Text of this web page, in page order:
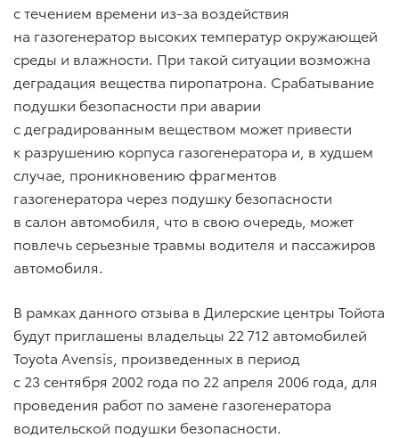
с течением времени из-за воздействия
на газогенератор высоких температур окружающей
среды и влажности. При такой ситуации возможна
деградация вещества пиропатрона. Срабатывание
подушки безопасности при аварии
с деградированным веществом может привести
к разрушению корпуса газогенератора и, в худшем
случае, проникновению фрагментов
газогенератора через подушку безопасности
в салон автомобиля, что в свою очередь, может
повлечь серьезные травмы водителя и пассажиров
автомобиля.
В рамках данного отзыва в Дилерские центры Тойота
будут приглашены владельцы 22 712 автомобилей
Toyota Avensis, произведенных в период
с 23 сентября 2002 года по 22 апреля 2006 года, для
проведения работ по замене газогенератора
водительской подушки безопасности.